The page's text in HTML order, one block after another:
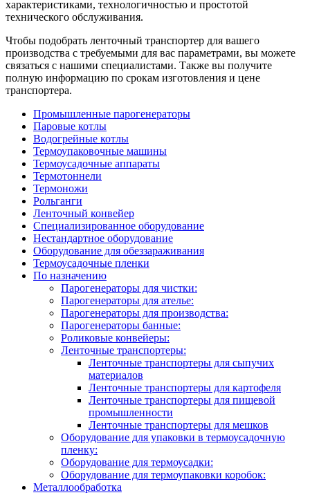
характеристиками, технологичностью и простотой
технического обслуживания.
Чтобы подобрать ленточный транспортер для вашего
производства с требуемыми для вас параметрами, вы можете
связаться с нашими специалистами. Также вы получите
полную информацию по срокам изготовления и цене
транспортера.
Промышленные парогенераторы
Паровые котлы
Водогрейные котлы
Термоупаковочные машины
Термоусадочные аппараты
Термотоннели
Термоножи
Рольганги
Ленточный конвейер
Специализированное оборудование
Нестандартное оборудование
Оборудование для обеззараживания
Термоусадочные пленки
По назначению
Парогенераторы для чистки:
Парогенераторы для ателье:
Парогенераторы для производства:
Парогенераторы банные:
Роликовые конвейеры:
Ленточные транспортеры:
Ленточные транспортеры для сыпучих
материалов
Ленточные транспортеры для картофеля
Ленточные транспортеры для пищевой
промышленности
Ленточные транспортеры для мешков
Оборудование для упаковки в термоусадочную
пленку:
Оборудование для термоусадки:
Оборудование для термоупаковки коробок:
Металлообработка